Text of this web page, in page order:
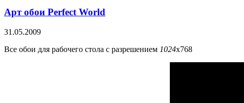
Арт обои Perfect World
31.05.2009
Все обои для рабочего стола с разрешением 1024х768